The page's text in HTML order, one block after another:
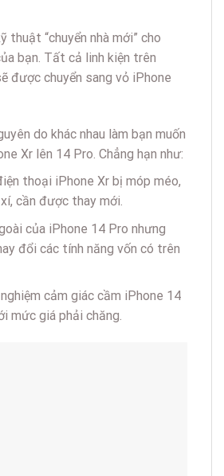
thuật “chuyển nhà mới” cho
bạn. Tất cả linh kiện trên
được chuyển sang vỏ iPhone
do khác nhau làm bạn muốn
Xr lên 14 Pro. Chẳng hạn như:
thoại iPhone Xr bị móp méo,
cần được thay mới.
của iPhone 14 Pro nhưng
đổi các tính năng vốn có trên
cảm giác cầm iPhone 14
mức giá phải chăng.